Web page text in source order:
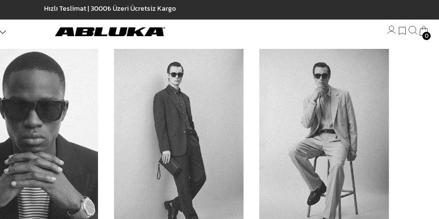
Hızlı Teslimat | 3000₺ Üzeri Ücretsiz Kargo
ALT GİYİM
Pantolon
Baggy Pantolon
Kumaş Pantolon
Pileli Pantolon
Keten Pantolon
Jean
Baggy Jean
Boyfriend Jean
Slim Fit Jean
Distressed Jean
Regular Fit Jean
Eşofman
Şort
DIŞ GİYİM
Ceket
Kaban
Mont
Trençkot
İÇ GİYİM
Atlet
Boxer
Çorap
Cüzdan
Kartlık
Bandana
Plaj Havlu
Anahtarlık
0